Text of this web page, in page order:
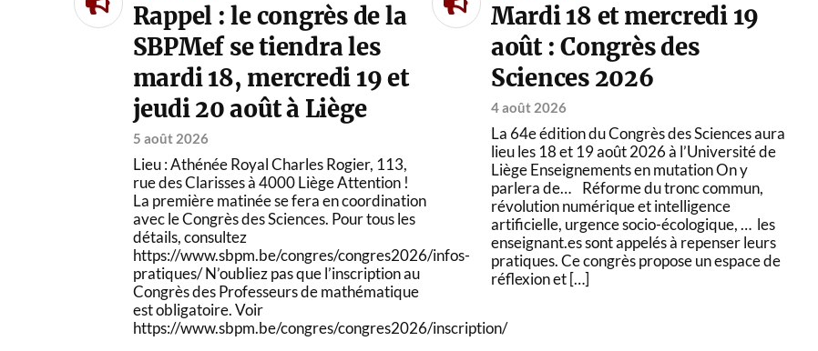
Rappel : le congrès de la
SBPMef se tiendra les
mardi 18, mercredi 19 et
jeudi 20 août à Liège
5 août 2026
Lieu : Athénée Royal Charles Rogier, 113,
rue des Clarisses à 4000 Liège Attention !
La première matinée se fera en coordination
avec le Congrès des Sciences. Pour tous les
détails, consultez
https://www.sbpm.be/congres/congres2026/infos-
pratiques/ N’oubliez pas que l’inscription au
Congrès des Professeurs de mathématique
est obligatoire. Voir
https://www.sbpm.be/congres/congres2026/inscription/
Mardi 18 et mercredi 19
août : Congrès des
Sciences 2026
4 août 2026
La 64e édition du Congrès des Sciences aura
lieu les 18 et 19 août 2026 à l’Université de
Liège Enseignements en mutation On y
parlera de… Réforme du tronc commun,
révolution numérique et intelligence
artificielle, urgence socio-écologique, … les
enseignant.es sont appelés à repenser leurs
pratiques. Ce congrès propose un espace de
réflexion et […]